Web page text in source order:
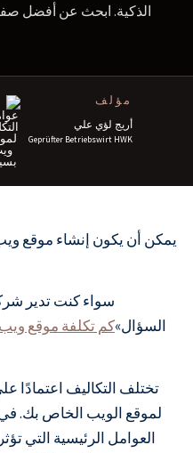
الذكية. ابحث عن أفضل
مؤلف
أريج لؤي علي
Geprüfter Betriebswirt HWK
يمكن أن يكون إنشاء موقع
سواء كنت تدير
السؤال»كم تكلفة موقع
تختلف التكاليف اعتمادًا
لموقع الويب الخاص بك.
العوامل الرئيسية التي